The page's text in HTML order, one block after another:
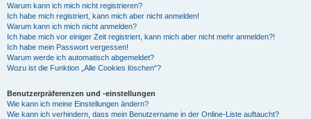
Warum kann ich mich nicht registrieren?
Ich habe mich registriert, kann mich aber nicht anmelden!
Warum kann ich mich nicht anmelden?
Ich habe mich vor einiger Zeit registriert, kann mich aber nicht mehr anmelden?!
Ich habe mein Passwort vergessen!
Warum werde ich automatisch abgemeldet?
Wozu ist die Funktion „Alle Cookies löschen“?
Benutzerpräferenzen und -einstellungen
Wie kann ich meine Einstellungen ändern?
Wie kann ich verhindern, dass mein Benutzername in der Online-Liste auftaucht?